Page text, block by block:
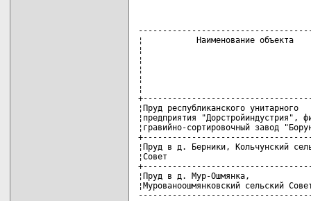
¦           Наименование объекта
¦
¦
¦
¦
¦
¦Пруд республиканского
¦предприятия
¦гравийно-сортировочный
¦Пруд в д. Берники,
¦Совет
¦Пруд в д. Мур-Ошмянка,
¦Мурованоошмянковский